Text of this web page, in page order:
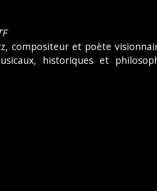
compositeur et poète
historiques et